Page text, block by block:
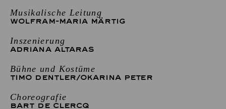
Musikalische Leitung
WOLFRAM-MARIA MÄRTIG
Inszenierung
ADRIANA ALTARAS
Bühne und Kostüme
TIMO DENTLER/OKARINA PETER
Choreografie
BART DE CLERCQ